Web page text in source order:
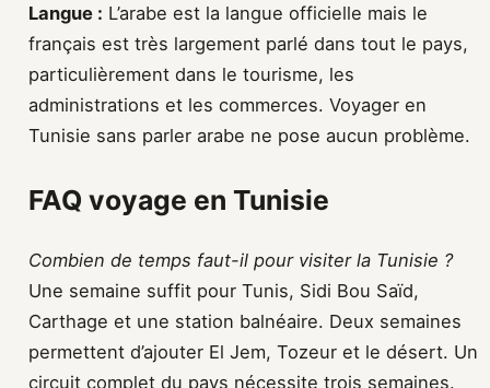
Langue : L’arabe est la langue officielle mais le
français est très largement parlé dans tout le pays,
particulièrement dans le tourisme, les
administrations et les commerces. Voyager en
Tunisie sans parler arabe ne pose aucun problème.
FAQ voyage en Tunisie
Combien de temps faut-il pour visiter la Tunisie ?
Une semaine suffit pour Tunis, Sidi Bou Saïd,
Carthage et une station balnéaire. Deux semaines
permettent d’ajouter El Jem, Tozeur et le désert. Un
circuit complet du pays nécessite trois semaines.